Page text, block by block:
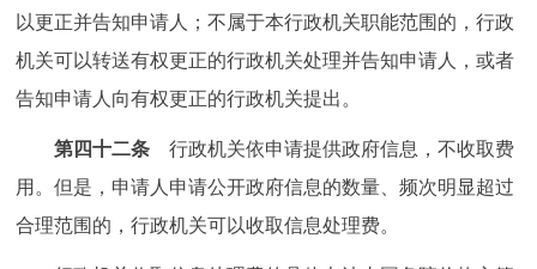
以更正并告知申请人；不属于本行政机关职能范围的，行政
机关可以转送有权更正的行政机关处理并告知申请人，或者
告知申请人向有权更正的行政机关提出。
第四十二条 行政机关依申请提供政府信息，不收取费
用。但是，申请人申请公开政府信息的数量、频次明显超过
合理范围的，行政机关可以收取信息处理费。